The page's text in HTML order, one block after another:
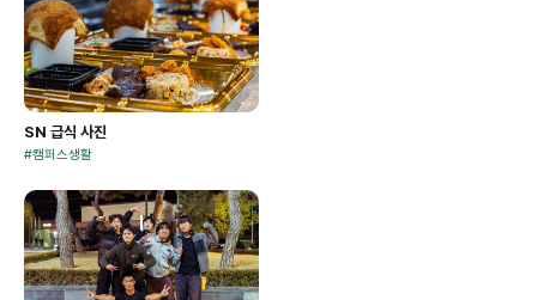
SN 급식 사진
#캠퍼스생활